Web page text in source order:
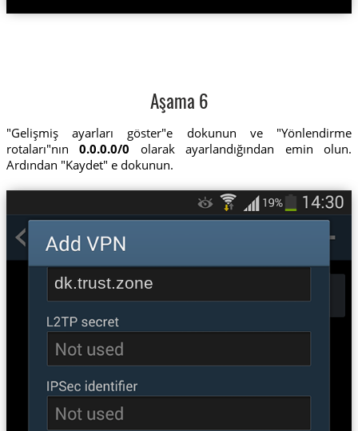
Aşama 6
"Gelişmiş ayarları göster"e dokunun ve "Yönlendirme
rotaları"nın0.0.0.0/0 olarak ayarlandığından emin olun.
Ardından "Kaydet" e dokunun.
dk.trust.zone